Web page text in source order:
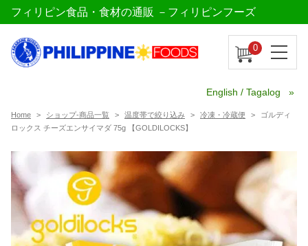
フィリピン食品・食材の通販 －フィリピンフーズ
0
English / Tagalog
Home ショップ-商品一覧 温度帯で絞り込み 冷凍・冷蔵便
ゴルディ
ロックス チーズエンサイマダ 75g 【GOLDILOCKS】